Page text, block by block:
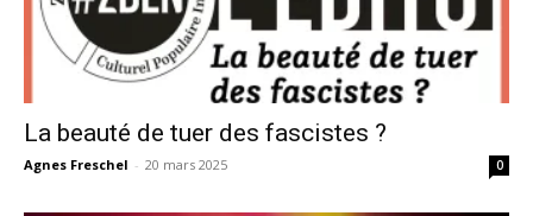
La beauté de tuer des fascistes ?
Agnes Freschel - 20 mars 2025 0